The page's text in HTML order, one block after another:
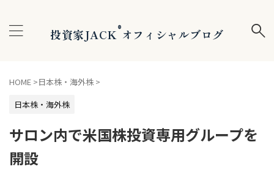
投資家JACK®オフィシャルブログ
HOME >日本株・海外株 >
日本株・海外株
サロン内で米国株投資専用グループを
開設